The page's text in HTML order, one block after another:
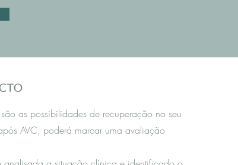
as possibilidades de recuperação no seu
AVC, poderá marcar uma avaliação